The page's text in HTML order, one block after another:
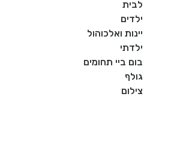
לבית
ילדים
יינות ואלכוהול
ילדתי
בום ביי תחומים
גולף
צילום